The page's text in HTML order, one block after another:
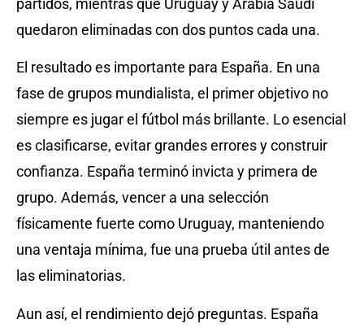
partidos, mientras que Uruguay y Arabia Saudí
quedaron eliminadas con dos puntos cada una.
El resultado es importante para España. En una
fase de grupos mundialista, el primer objetivo no
siempre es jugar el fútbol más brillante. Lo esencial
es clasificarse, evitar grandes errores y construir
confianza. España terminó invicta y primera de
grupo. Además, vencer a una selección
físicamente fuerte como Uruguay, manteniendo
una ventaja mínima, fue una prueba útil antes de
las eliminatorias.
Aun así, el rendimiento dejó preguntas. España